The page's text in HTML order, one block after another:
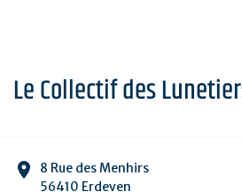
Le Collectif des
8 Rue des Menhirs
56410 Erdeven